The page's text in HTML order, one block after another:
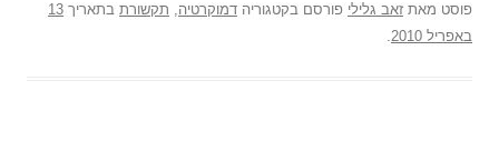
פוסט מאת זאב גלילי פורסם בקטגוריה דמוקרטיה, תקשורת בתאריך 13
באפריל 2010
.